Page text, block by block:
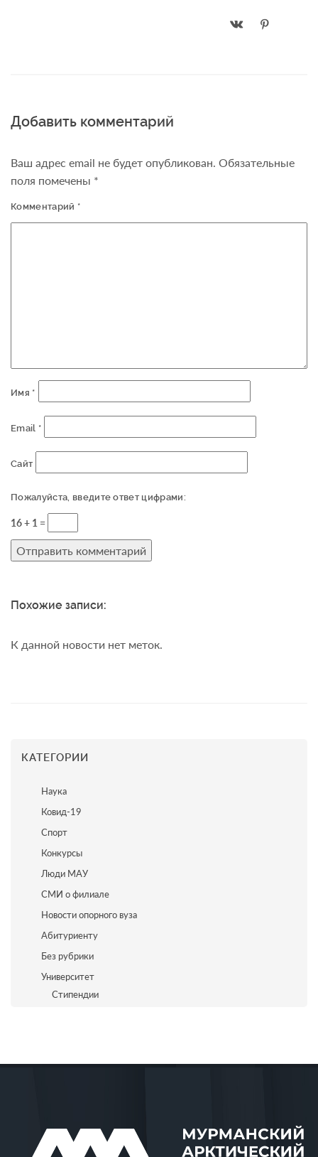
Добавить комментарий
Ваш адрес email не будет опубликован. Обязательные
поля помечены *
Комментарий *
Имя *
Email *
Сайт
Пожалуйста, введите ответ цифрами:
16 + 1 =
Похожие записи:
К данной новости нет меток.
КАТЕГОРИИ
Наука
Ковид-19
Спорт
Конкурсы
Люди МАУ
СМИ о филиале
Новости опорного вуза
Абитуриенту
Без рубрики
Университет
Стипендии